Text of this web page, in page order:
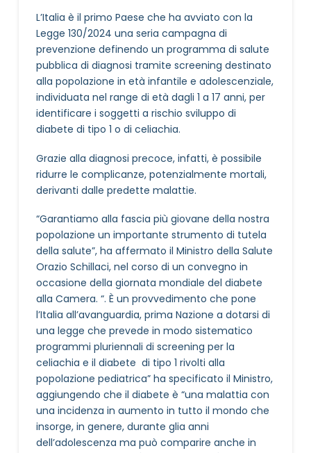
L’Italia è il primo Paese che ha avviato con la
Legge 130/2024 una seria campagna di
prevenzione definendo un programma di salute
pubblica di diagnosi tramite screening destinato
alla popolazione in età infantile e adolescenziale,
individuata nel range di età dagli 1 a 17 anni, per
identificare i soggetti a rischio sviluppo di
diabete di tipo 1 o di celiachia.
Grazie alla diagnosi precoce, infatti, è possibile
ridurre le complicanze, potenzialmente mortali,
derivanti dalle predette malattie.
“Garantiamo alla fascia più giovane della nostra
popolazione un importante strumento di tutela
della salute”, ha affermato il Ministro della Salute
Orazio Schillaci, nel corso di un convegno in
occasione della giornata mondiale del diabete
alla Camera. “. È un provvedimento che pone
l’Italia all’avanguardia, prima Nazione a dotarsi di
una legge che prevede in modo sistematico
programmi pluriennali di screening per la
celiachia e il diabete di tipo 1 rivolti alla
popolazione pediatrica” ha specificato il Ministro,
aggiungendo che il diabete è “una malattia con
una incidenza in aumento in tutto il mondo che
insorge, in genere, durante glia anni
dell’adolescenza ma può comparire anche in